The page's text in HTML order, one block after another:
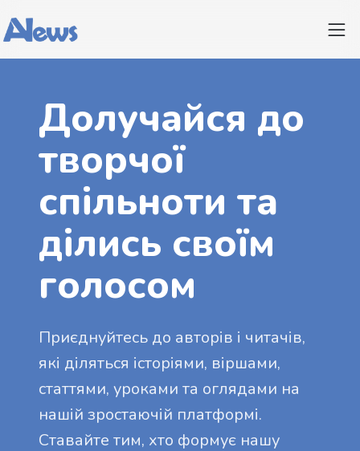
Долучайся до
творчої
спільноти та
ділись своїм
голосом
Приєднуйтесь до авторів і читачів,
які діляться історіями, віршами,
статтями, уроками та оглядами на
нашій зростаючій платформі.
Ставайте тим, хто формує нашу